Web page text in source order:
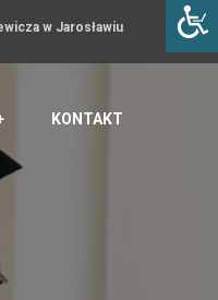
w Jarosławiu
KONTAKT